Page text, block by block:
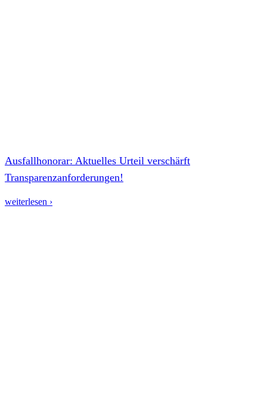
Ausfallhonorar: Aktuelles Urteil verschärft
Transparenzanforderungen!
weiterlesen ›